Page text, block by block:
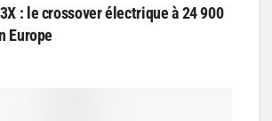
: le crossover électrique à 24 900
Europe